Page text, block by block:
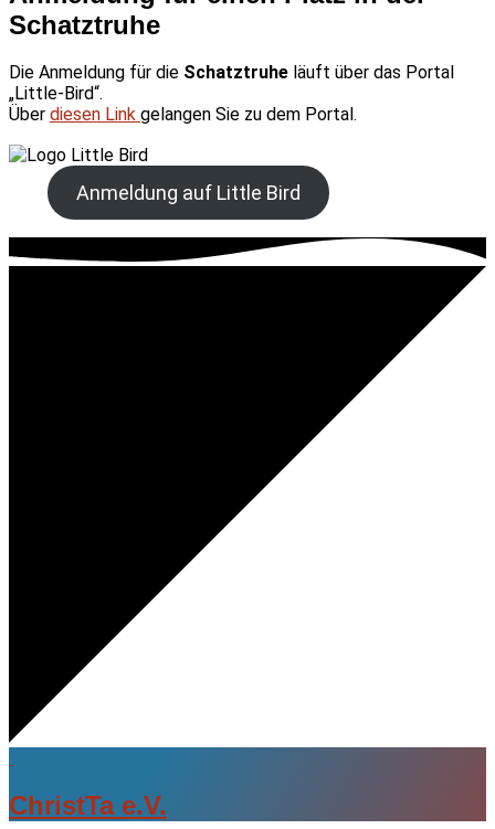
Schatztruhe
Die Anmeldung für die Schatztruhe läuft über das Portal
„Little-Bird“.
Über diesen Link gelangen Sie zu dem Portal.
Anmeldung auf Little Bird
ChristTa e.V.